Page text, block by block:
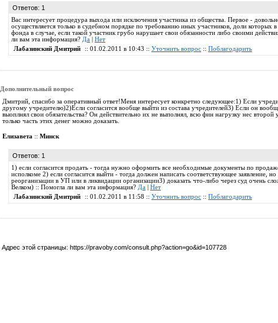
Ответов: 1
Вас интересует процедура выхода или исключения участника из общества. Первое -
осуществляется только в судебном порядке по требованию иных участников, доли которых
фонда в случае, если такой участник грубо нарушает свои обязанности либо своими
ли вам эта информация? Да
Нет
Лабазинский Дмитрий
:: 01.02.2011 в 10:43 :: Уточнить вопрос :: Поблагодарить
Дополнительный вопрос
Дмитрий, спасибо за оперативный ответ!Меня интересует конкретно следующее:1) Если
другому учредителю)2)Если согласится вообще выйти из состава учредителей3) Если он
выоплнял свои обязательства? Он действительно их не выполнял, всю фин нагрузку нес
только часть этих денег можно доказать.
Елизавета :: Минск
Ответов: 1
1) если согласится продать - тогда нужно оформить все необходимые документы по
исполкоме 2) если согласится выйти - тогда должен написать соответствующее заявление,
реорганизации в УП или в ликвидации организации3) доказать что-либо через суд
Велком) :: Помогла ли вам эта информация? Да
Нет
Лабазинский Дмитрий
:: 01.02.2011 в 11:58 :: Уточнить вопрос :: Поблагодарить
Адрес этой страницы: https://pravoby.com/consult.php?action=go&id=107728